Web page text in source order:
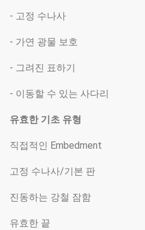
- 고정 수나사
- 가연 광물 보호
- 그려진 표하기
- 이동할 수 있는 사다리
유효한 기초 유형
직접적인 Embedment
고정 수나사/기본 판
진동하는 강철 잠함
유효한 끝